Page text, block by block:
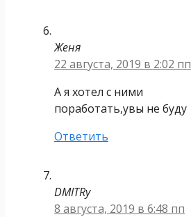
Женя
22 августа, 2019 в 2:02 пп
А я хотел с ними
поработать,увы не буду
Ответить
DMITRy
8 августа, 2019 в 6:48 пп